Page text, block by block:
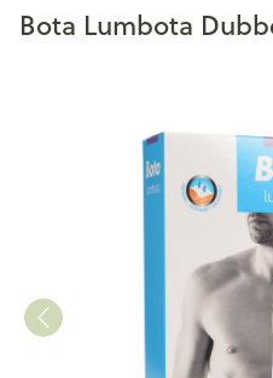
Bota Lumbota